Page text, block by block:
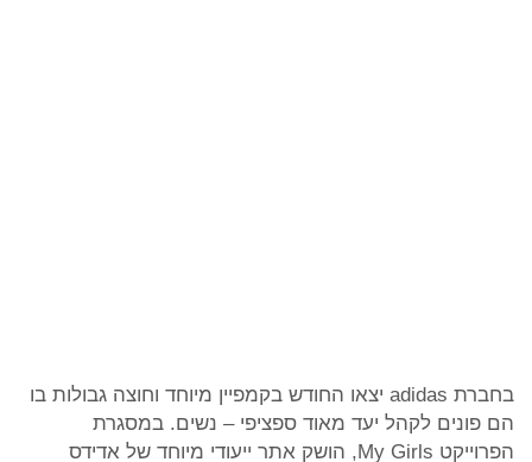
בחברת adidas יצאו החודש בקמפיין מיוחד וחוצה גבולות בו
הם פונים לקהל יעד מאוד ספציפי – נשים. במסגרת
הפרוייקט My Girls, הושק אתר ייעודי מיוחד של אדידס